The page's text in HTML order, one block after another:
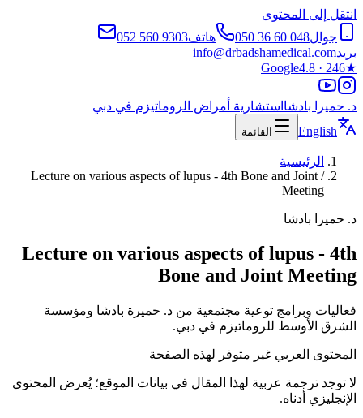
انتقل إلى المحتوى
جوال050 36 60 048 هاتف052 560 9303
بريدinfo@drbadshamedical.com
★
4.8 · 246
Google
د. حميرا بادشا استشارية أمراض الروماتيزم في دبي
English
القائمة
الرئيسية
/
Lecture on various aspects of lupus - 4th Bone and Joint
Meeting
د. حميرا بادشا
Lecture on various aspects of lupus - 4th
Bone and Joint Meeting
فعاليات وبرامج توعية مجتمعية من د. حميرة بادشا ومؤسسة
الشرق الأوسط للروماتيزم في دبي.
المحتوى العربي غير متوفر لهذه الصفحة
لا توجد ترجمة عربية لهذا المقال في بيانات الموقع؛ يُعرض المحتوى
الإنجليزي أدناه.